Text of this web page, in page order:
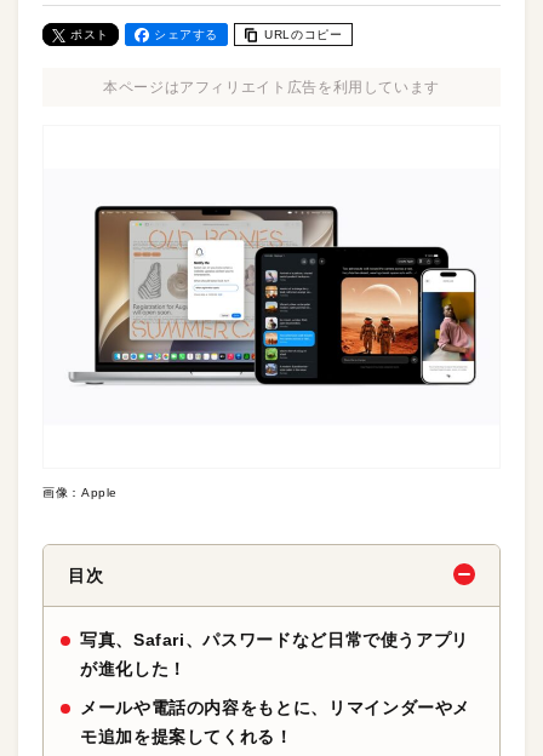
ポスト シェアする URLのコピー
本ページはアフィリエイト広告を利用しています
画像：Apple
目次
写真、Safari、パスワードなど日常で使うアプリ
が進化した！
メールや電話の内容をもとに、リマインダーやメ
モ追加を提案してくれる！